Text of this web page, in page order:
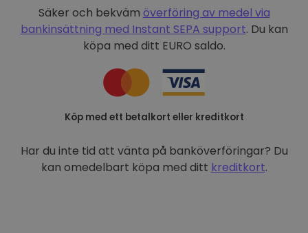
Säker och bekväm överföring av medel via
bankinsättning med Instant SEPA support. Du kan
köpa med ditt EURO saldo.
Köp med ett betalkort eller kreditkort
Har du inte tid att vänta på banköverföringar? Du
kan omedelbart köpa med ditt kreditkort.